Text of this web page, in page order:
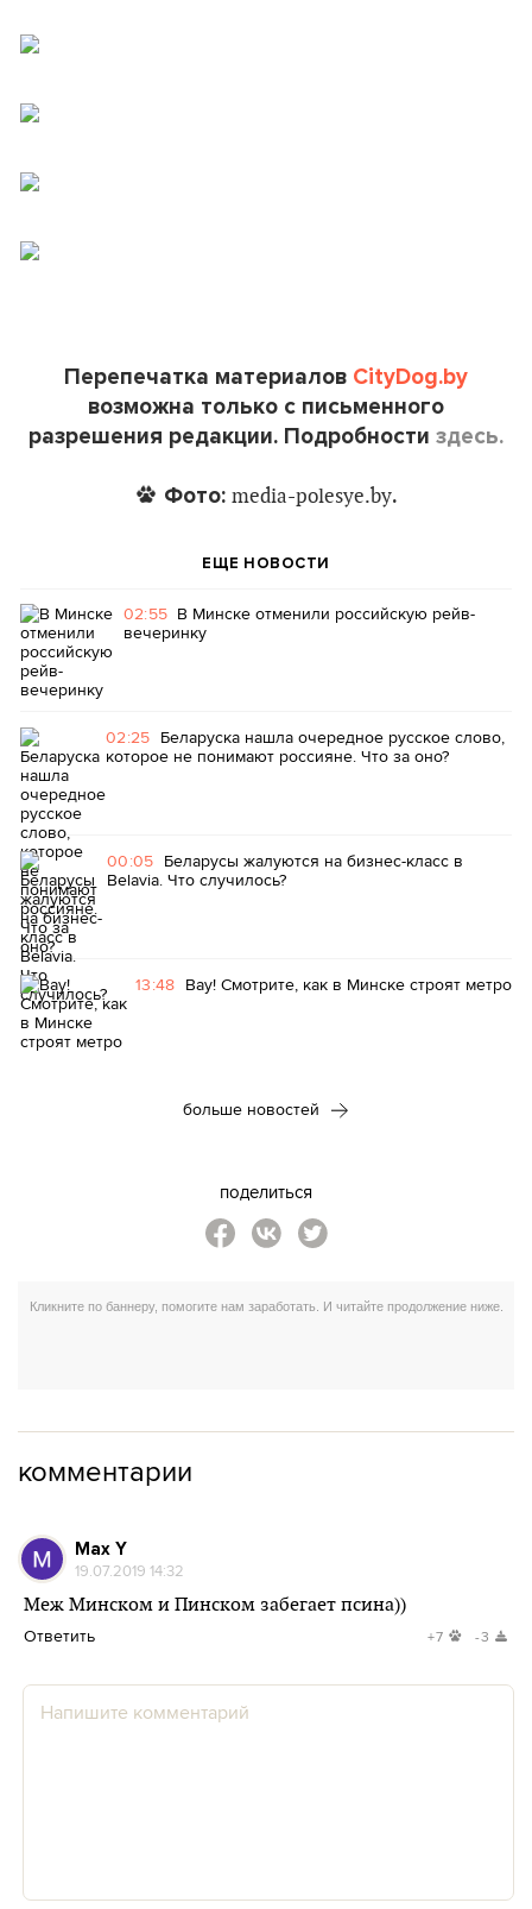
Перепечатка материалов CityDog.by
возможна только с письменного
разрешения редакции. Подробности здесь.
Фото: media-polesye.by.
ЕЩЕ НОВОСТИ
02:55 В Минске отменили российскую рейв-
вечеринку
02:25 Беларуска нашла очередное русское слово,
которое не понимают россияне. Что за оно?
00:05 Беларусы жалуются на бизнес-класс в
Belavia. Что случилось?
13:48 Вау! Смотрите, как в Минске строят метро
больше новостей
поделиться
комментарии
Max Y
19.07.2019 14:32
Меж Минском и Пинском забегает псина))
Ответить +7 -3